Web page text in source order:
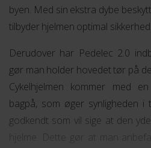
byen. Med sin ekstra dybe
tilbyder hjelmen optimal sikkerhed.
Derudover har Pedelec 2.0
gør man holder hovedet tør på
Cykelhjelmen kommer med
bagpå, som øger synligheden i
godkendt som vil sige at den
hjelme. Dette gør at man